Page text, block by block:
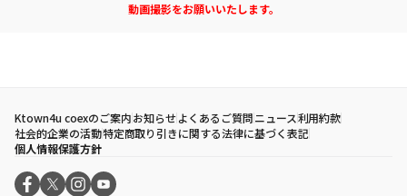
動画撮影をお願いいたします。
Ktown4u coexのご案内お知らせよくあるご質問ニュース利用約款
社会的企業の活動特定商取り引きに関する法律に基づく表記
個人情報保護方針